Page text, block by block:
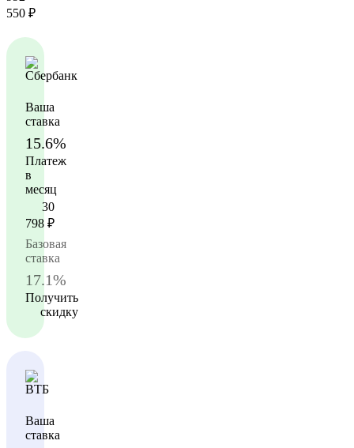
550 ₽
Ваша
ставка
15.6%
Платеж
в
месяц
30
798 ₽
Базовая
ставка
17.1%
Получить
скидку
Ваша
ставка